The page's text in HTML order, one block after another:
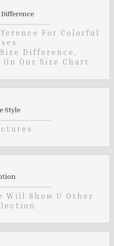
Difference
For Colorful
Difference,
Our Size Chart
Style
Will Show U Other